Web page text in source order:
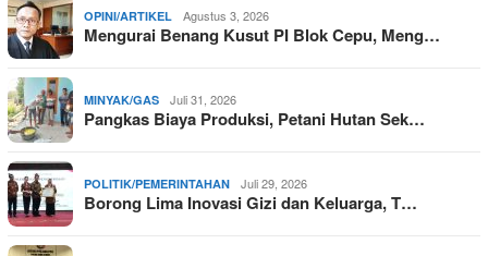
OPINI/ARTIKEL Agustus 3, 2026
Mengurai Benang Kusut PI Blok Cepu, Meng…
MINYAK/GAS Juli 31, 2026
Pangkas Biaya Produksi, Petani Hutan Sek…
POLITIK/PEMERINTAHAN Juli 29, 2026
Borong Lima Inovasi Gizi dan Keluarga, T…